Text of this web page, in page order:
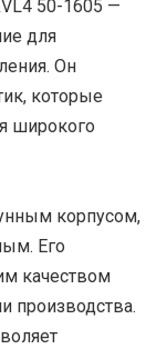
50-1605 —
для
Он
которые
широкого
корпусом,
Его
качеством
производства.